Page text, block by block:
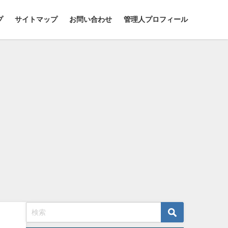
サイトマップ お問い合わせ 管理人プロフィール